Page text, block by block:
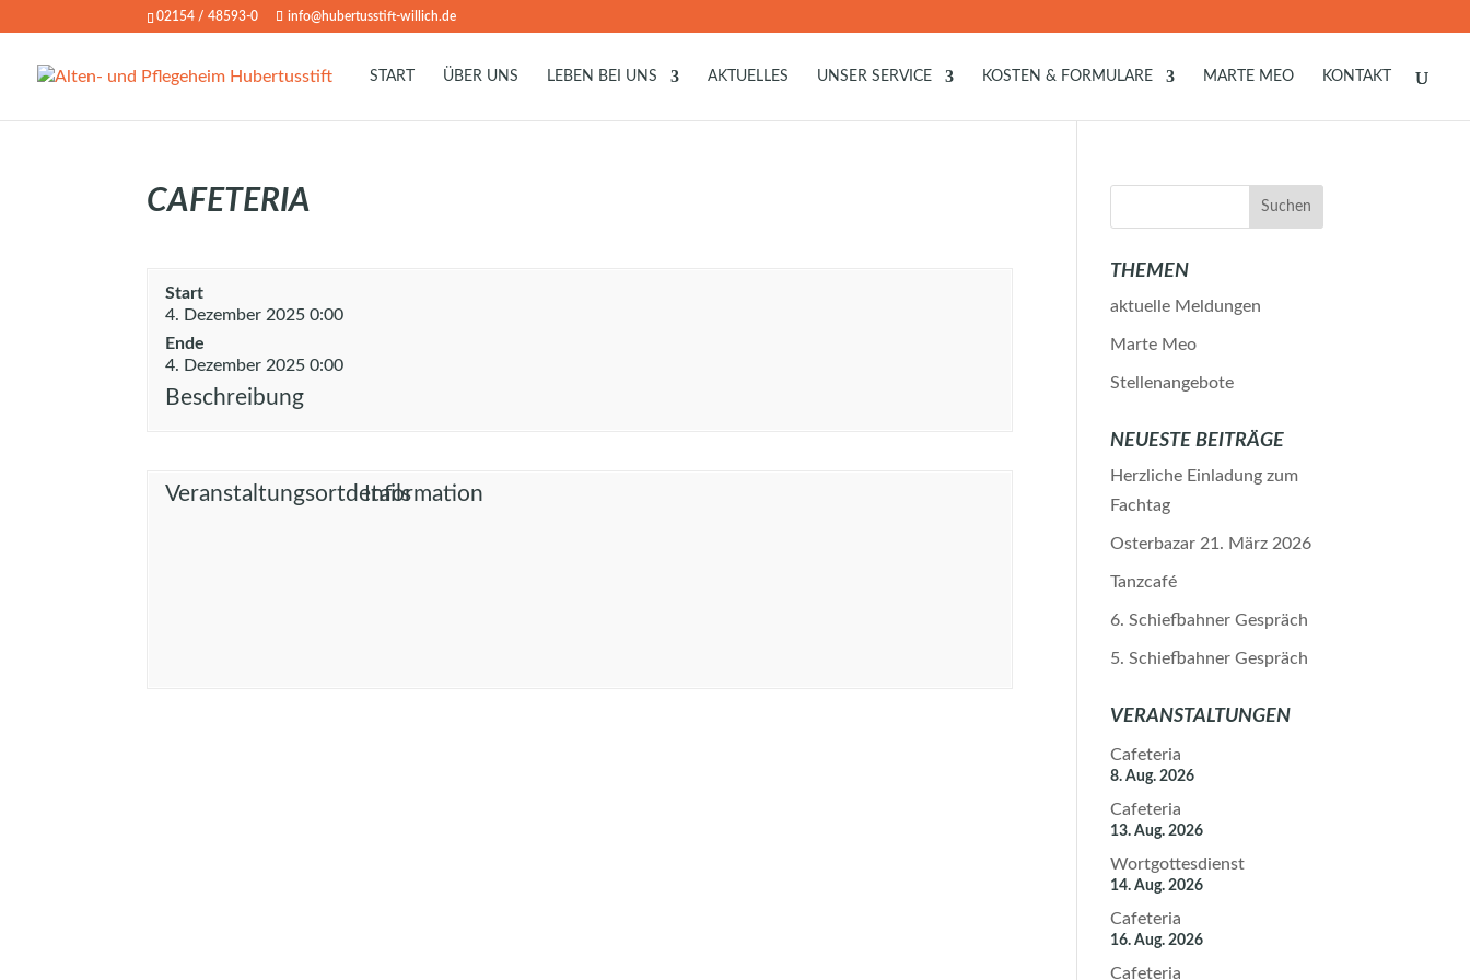
02154 / 48593-0 info@hubertusstift-willich.de
START ÜBER UNS LEBEN BEI UNS AKTUELLES UNSER SERVICE KOSTEN & FORMULARE MARTE MEO KONTAKT
CAFETERIA
Start
4. Dezember 2025 0:00
Ende
4. Dezember 2025 0:00
Beschreibung
VeranstaltungsortdetailsInformation
THEMEN
aktuelle Meldungen
Marte Meo
Stellenangebote
NEUESTE BEITRÄGE
Herzliche Einladung zum
Fachtag
Osterbazar 21. März 2026
Tanzcafé
6. Schiefbahner Gespräch
5. Schiefbahner Gespräch
VERANSTALTUNGEN
Cafeteria
8. Aug. 2026
Cafeteria
13. Aug. 2026
Wortgottesdienst
14. Aug. 2026
Cafeteria
16. Aug. 2026
Cafeteria